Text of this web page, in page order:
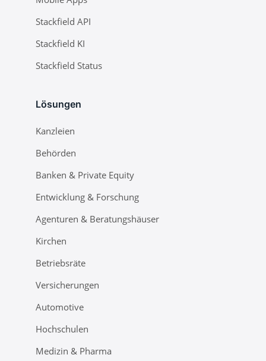
Stackfield API
Stackfield KI
Stackfield Status
Lösungen
Kanzleien
Behörden
Banken & Private Equity
Entwicklung & Forschung
Agenturen & Beratungshäuser
Kirchen
Betriebsräte
Versicherungen
Automotive
Hochschulen
Medizin & Pharma